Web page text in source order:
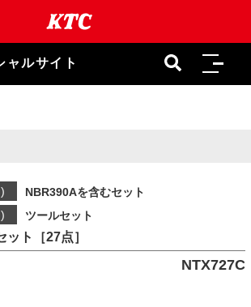
ャルサイト
NBR390Aを含むセット
ツールセット
ト［27点］
NTX727C